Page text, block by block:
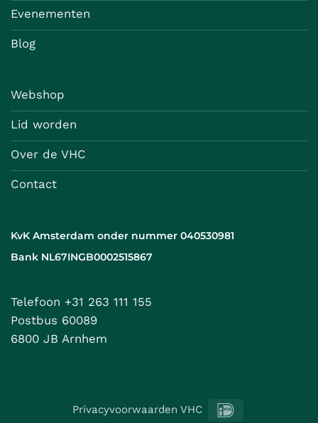
Evenementen
Blog
Webshop
Lid worden
Over de VHC
Contact
KvK Amsterdam onder nummer 040530981
Bank NL67INGB0002515867
Telefoon +31 263 111 155
Postbus 60089
6800 JB Arnhem
Privacyvoorwaarden VHC